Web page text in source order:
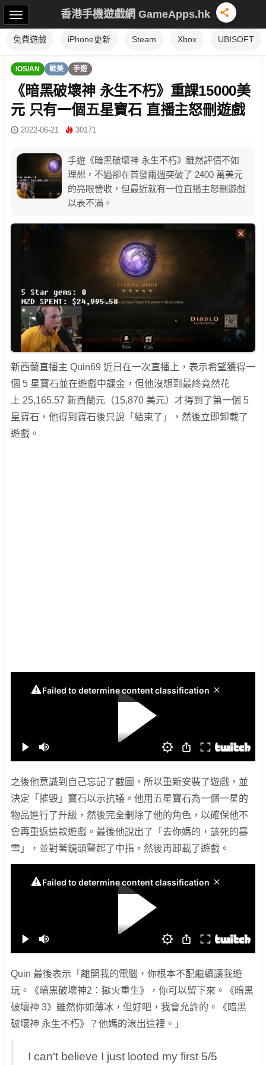
香港手機遊戲網 GameApps.hk
免費遊戲 iPhone更新 Steam Xbox UBISOFT
IOS/AN 歐美 手遊
《暗黑破壞神 永生不朽》重課15000美
元 只有一個五星寶石 直播主怒刪遊戲
2022-06-21 30171
手遊《暗黑破壞神 永生不朽》雖然評價不如
理想，不過卻在首發兩週突破了 2400 萬美元
的亮眼營收，但最近就有一位直播主怒刪遊戲
以表不滿。
新西蘭直播主 Quin69 近日在一次直播上，表示希望獲得一
個 5 星寶石並在遊戲中課金，但他沒想到最終竟然花
上 25,165.57 新西蘭元（15,870 美元）才得到了第一個 5
星寶石，他得到寶石後只說「結束了」，然後立即卸載了
遊戲。
之後他意識到自己忘記了截圖，所以重新安裝了遊戲，並
決定「摧毀」寶石以示抗議。他用五星寶石為一個一星的
物品進行了升級，然後完全刪除了他的角色，以確保他不
會再重返這款遊戲。最後他說出了「去你媽的，該死的暴
雪」，並對著鏡頭豎起了中指，然後再卸載了遊戲。
Quin 最後表示「離開我的電腦，你根本不配繼續讓我遊
玩。《暗黑破壞神2：獄火重生》，你可以留下來。《暗黑
破壞神 3》雖然你如薄冰，但好吧，我會允許的。《暗黑
破壞神 永生不朽》？他媽的滾出這裡。」
I can't believe I just looted my first 5/5